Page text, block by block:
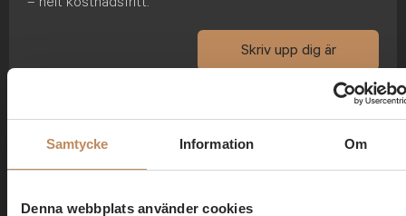
Samtycke Information Om
Denna webbplats använder cookies
Skriv upp dig är
Viktig information